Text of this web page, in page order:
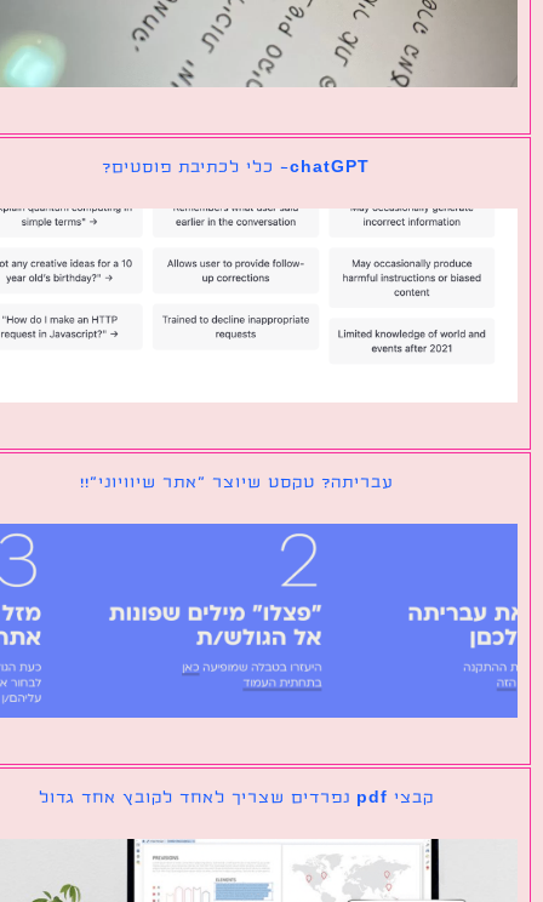
chatGPT- כלי לכתיבת פוסטים?
עבריתה? טקסט שיוצר ״אתר שיוויוני״!!